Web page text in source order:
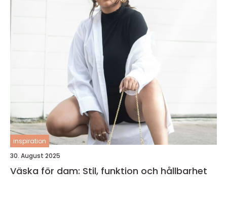
inspiration
30. August 2025
Väska för dam: Stil, funktion och hållbarhet